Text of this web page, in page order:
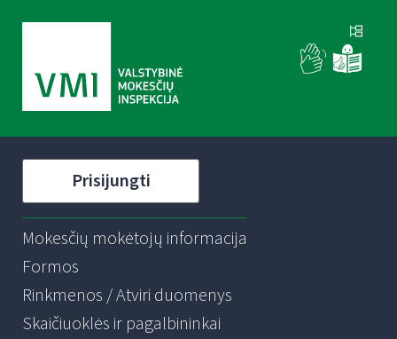
Prisijungti
Mokesčių mokėtojų informacija
Formos
Rinkmenos / Atviri duomenys
Skaičiuoklės ir pagalbininkai